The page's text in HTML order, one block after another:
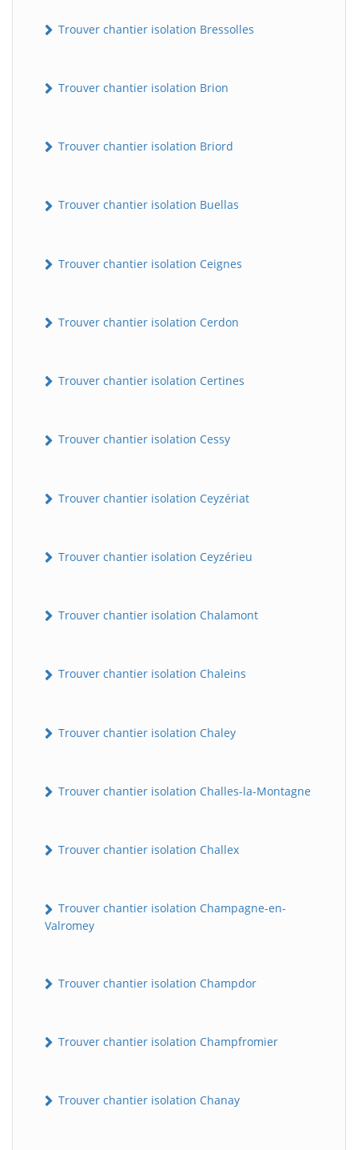
Trouver chantier isolation Bressolles
Trouver chantier isolation Brion
Trouver chantier isolation Briord
Trouver chantier isolation Buellas
Trouver chantier isolation Ceignes
Trouver chantier isolation Cerdon
Trouver chantier isolation Certines
Trouver chantier isolation Cessy
Trouver chantier isolation Ceyzériat
Trouver chantier isolation Ceyzérieu
Trouver chantier isolation Chalamont
Trouver chantier isolation Chaleins
Trouver chantier isolation Chaley
Trouver chantier isolation Challes-la-Montagne
Trouver chantier isolation Challex
Trouver chantier isolation Champagne-en-
Valromey
Trouver chantier isolation Champdor
Trouver chantier isolation Champfromier
Trouver chantier isolation Chanay